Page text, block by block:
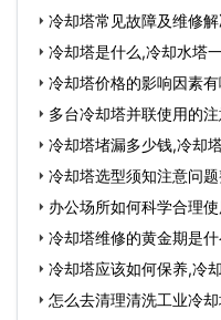
冷却塔常见故障及维修
冷却塔是什么,冷却水塔
冷却塔价格的影响因素
多台冷却塔并联使用的
冷却塔堵漏多少钱,冷却
冷却塔选型须知注意问
办公场所如何科学合理
冷却塔维修的黄金期是
冷却塔应该如何保养,冷
怎么去清理清洗工业冷